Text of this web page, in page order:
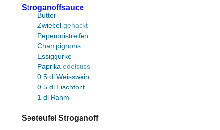
Stroganoffsauce
Butter
Zwiebel gehackt
Peperonistreifen
Champignons
Essiggurke
Paprika edelsüss
0.5 dl Weisswein
0.5 dl Fischfont
1 dl Rahm
Seeteufel Stroganoff